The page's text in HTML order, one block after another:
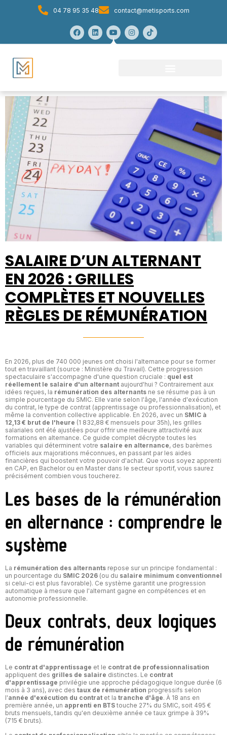
04 78 95 35 48 contact@metisports.com
SALAIRE D’UN ALTERNANT
EN 2026 : GRILLES
COMPLÈTES ET NOUVELLES
RÈGLES DE RÉMUNÉRATION
En 2026, plus de 740 000 jeunes ont choisi l'alternance pour se former
tout en travaillant (source : Ministère du Travail). Cette progression
spectaculaire s'accompagne d'une question cruciale : quel est
réellement le salaire d'un alternant aujourd'hui ? Contrairement aux
idées reçues, la rémunération des alternants ne se résume pas à un
simple pourcentage du SMIC. Elle varie selon l'âge, l'année d'exécution
du contrat, le type de contrat (apprentissage ou professionnalisation), et
même la convention collective applicable. En 2026, avec un SMIC à
12,13 € brut de l'heure (1 832,88 € mensuels pour 35h), les grilles
salariales ont été ajustées pour offrir une meilleure attractivité aux
formations en alternance. Ce guide complet décrypte toutes les
variables qui déterminent votre salaire en alternance, des barèmes
officiels aux majorations méconnues, en passant par les aides
financières qui boostent votre pouvoir d'achat. Que vous soyez apprenti
en CAP, en Bachelor ou en Master dans le secteur sportif, vous saurez
précisément combien vous toucherez.
Les bases de la rémunération
en alternance : comprendre le
système
La rémunération des alternants repose sur un principe fondamental :
un pourcentage du SMIC 2026 (ou du salaire minimum conventionnel
si celui-ci est plus favorable). Ce système garantit une progression
automatique à mesure que l'alternant gagne en compétences et en
autonomie professionnelle.
Deux contrats, deux logiques
de rémunération
Le contrat d'apprentissage et le contrat de professionnalisation
appliquent des grilles de salaire distinctes. Le contrat
d'apprentissage privilégie une approche pédagogique longue durée (6
mois à 3 ans), avec des taux de rémunération progressifs selon
l'année d'exécution du contrat et la tranche d'âge. À 18 ans en
première année, un apprenti en BTS touche 27% du SMIC, soit 495 €
bruts mensuels, tandis qu'en deuxième année ce taux grimpe à 39%
(715 € bruts).